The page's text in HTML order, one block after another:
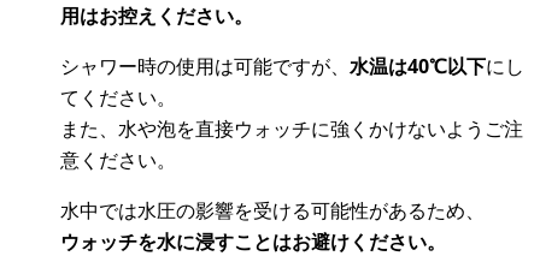
用はお控えください。
シャワー時の使用は可能ですが、 水温は40℃以下にし
てください。
また、水や泡を直接ウォッチに強くかけないようご注
意ください。
水中では水圧の影響を受ける可能性があるため、
ウォッチを水に浸すことはお避けください。